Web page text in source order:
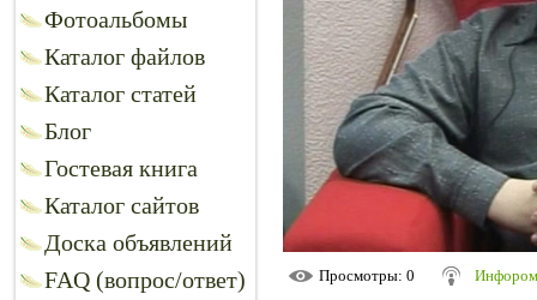
Фотоальбомы
Каталог файлов
Каталог статей
Блог
Гостевая книга
Каталог сайтов
Доска объявлений
FAQ (вопрос/ответ)
Просмотры: 0